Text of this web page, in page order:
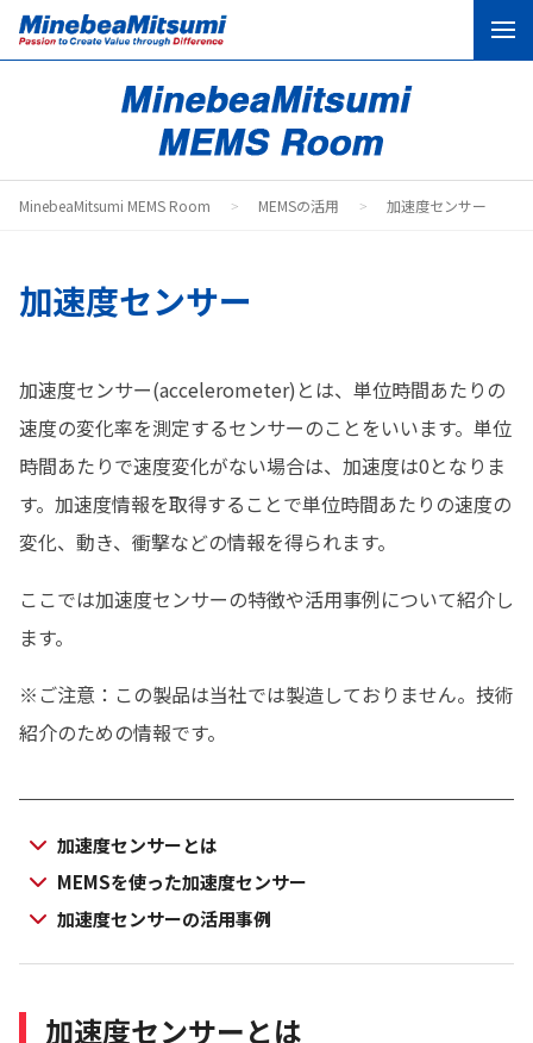
MEMSの業界別活用事例
お問い合わせ
コーポレートサイト 製品サイト
MinebeaMitsumi MEMS Room MEMSの活用 加速度センサー
加速度センサー
加速度センサー(accelerometer)とは、単位時間あたりの
速度の変化率を測定するセンサーのことをいいます。単位
時間あたりで速度変化がない場合は、加速度は0となりま
す。加速度情報を取得することで単位時間あたりの速度の
変化、動き、衝撃などの情報を得られます。
ここでは加速度センサーの特徴や活用事例について紹介し
ます。
※ご注意：この製品は当社では製造しておりません。技術
紹介のための情報です。
加速度センサーとは
MEMSを使った加速度センサー
加速度センサーの活用事例
加速度センサーとは